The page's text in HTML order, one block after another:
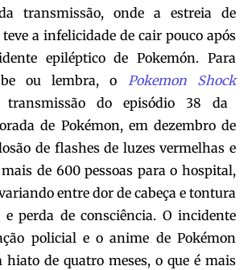
transmissão, onde a estreia de
teve a infelicidade de cair pouco após
epiléptico de Pokemón. Para
ou lembra, o Pokemon Shock
transmissão do episódio 38 da
de Pokémon, em dezembro de
de flashes de luzes vermelhas e
de 600 pessoas para o hospital,
entre dor de cabeça e tontura
e perda de consciência. O incidente
policial e o anime de Pokémon
hiato de quatro meses, o que é mais